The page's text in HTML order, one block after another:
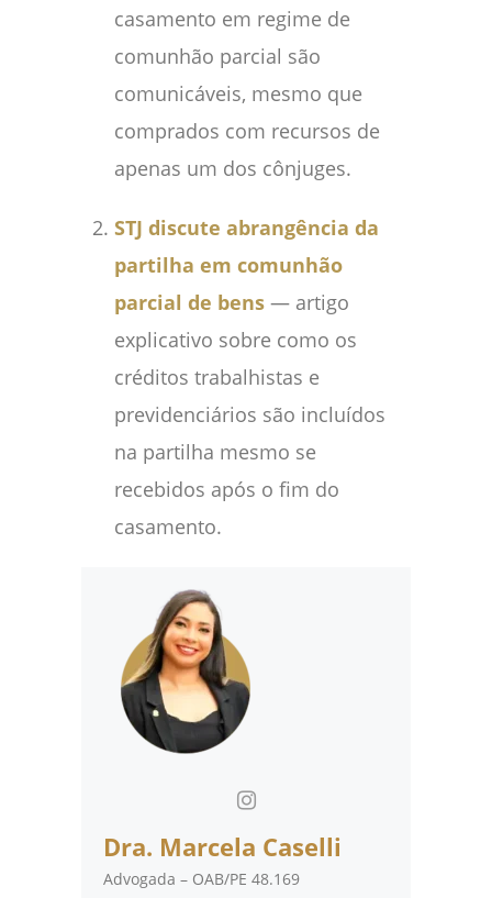
casamento em regime de
comunhão parcial são
comunicáveis, mesmo que
comprados com recursos de
apenas um dos cônjuges.
STJ discute abrangência da
partilha em comunhão
parcial de bens — artigo
explicativo sobre como os
créditos trabalhistas e
previdenciários são incluídos
na partilha mesmo se
recebidos após o fim do
casamento.
Dra. Marcela Caselli
Advogada – OAB/PE 48.169